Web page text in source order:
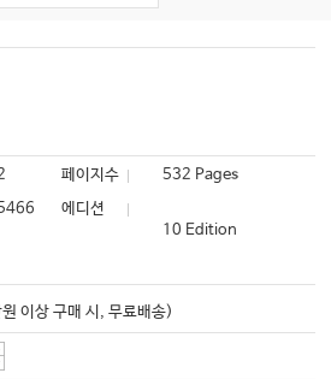
페이지수
532 Pages
에디션
10 Edition
이상 구매 시, 무료배송)